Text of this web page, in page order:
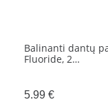
Balinanti dantų
Fluoride, 2…
5.99 €